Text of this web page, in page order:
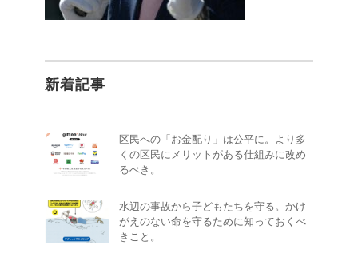
新着記事
区民への「お金配り」は公平に。より多
くの区民にメリットがある仕組みに改め
るべき。
水辺の事故から子どもたちを守る。かけ
がえのない命を守るために知っておくべ
きこと。